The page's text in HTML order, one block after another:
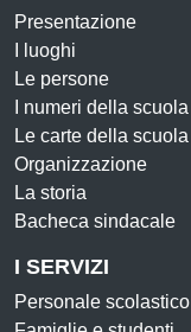
Presentazione
I luoghi
Le persone
I numeri della scuola
Le carte della scuola
Organizzazione
La storia
Bacheca sindacale
I SERVIZI
Personale scolastico